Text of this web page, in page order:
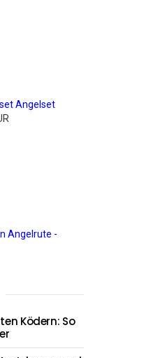
Angelset
Angelrute -
Ködern: So